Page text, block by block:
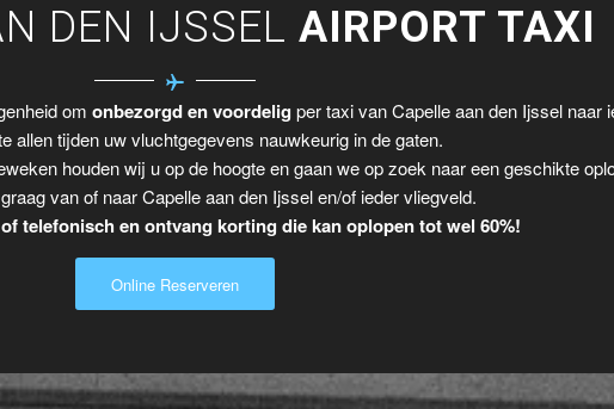
DEN IJSSEL AIRPORT TAXI
om onbezorgd en voordelig per taxi van Capelle aan den Ijssel naar
allen tijden uw vluchtgegevens nauwkeurig in de gaten.
houden wij u op de hoogte en gaan we op zoek naar een geschikte
van of naar Capelle aan den Ijssel en/of ieder vliegveld.
telefonisch en ontvang korting die kan oplopen tot wel 60%!
Online Reserveren